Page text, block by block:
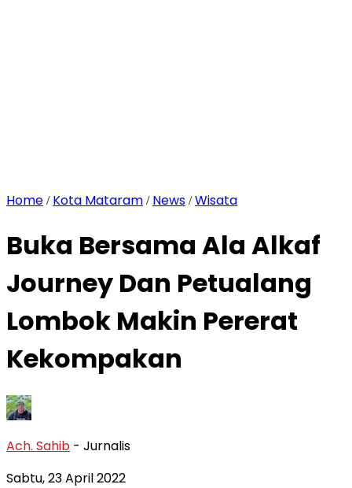
Home / Kota Mataram / News /Wisata
Buka Bersama Ala Alkaf
Journey Dan Petualang
Lombok Makin Pererat
Kekompakan
Ach. Sahib - Jurnalis
Sabtu, 23 April 2022